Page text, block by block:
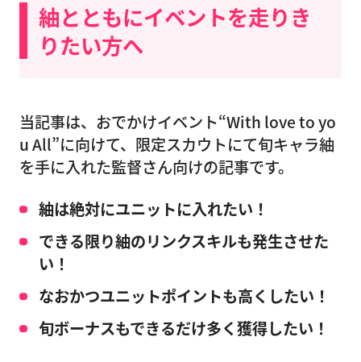
紬とともにイベントを走りき
りたい方へ
当記事は、おでかけイベント“With love to yo
u All”に向けて、限定スカウトにて旬キャラ紬
を手に入れた監督さん向けの記事です。
紬は絶対にユニットに入れたい！
できる限り紬のリンクスキルも発生させた
い！
なおかつユニットポイントも高くしたい！
旬ボーナスもできるだけ多く獲得したい！